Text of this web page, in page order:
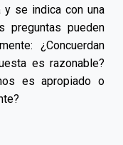
y se indica con una
preguntas pueden
¿Concuerdan
es razonable?
es apropiado o